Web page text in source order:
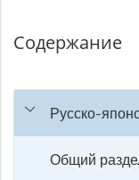
Содержание
Русско-
Общий